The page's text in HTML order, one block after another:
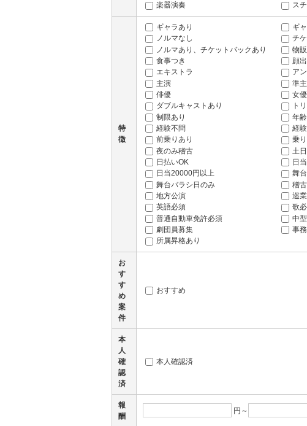
楽器演奏
ス
特
徴
ギャラあり ギ
ノルマなし
チ
ノルマあり、チケットバックあり
物
食事つき
顔
エキストラ
ア
主演
準
俳優
女優
ダブルキャストあり
ト
制限あり
年
経験不問
経
前乗りあり
乗
夜のみ稽古
土
日払いOK
日
日当20000円以上
舞
舞台バラシ日のみ
稽
地方公演
巡
英語必須
歌
普通自動車免許必須
中
劇団員募集
事
所属昇格あり
お
す
す
め
案
件
おすすめ
本
人
確
認
済
本人確認済
報
酬
円～